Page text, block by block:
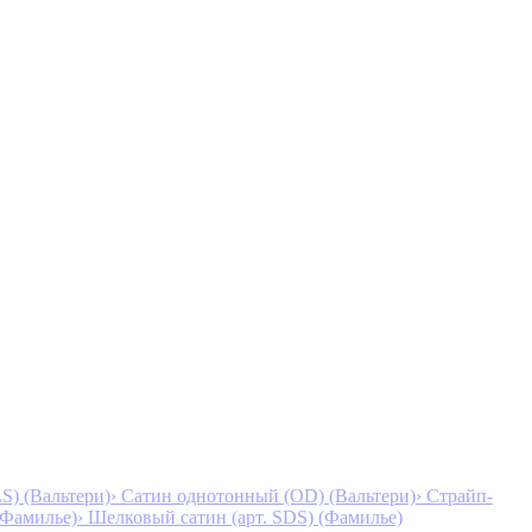
(Вальтери)› Сатин однотонный (OD) (Вальтери)› Страйп-
› Шелковый сатин (арт. SDS) (Фамилье)